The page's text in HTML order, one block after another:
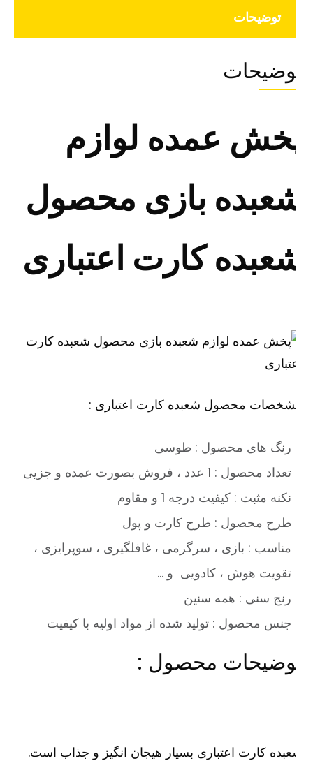
توضیحات
عمده لوازم
بازی محصول
کارت اعتباری
محصول شعبده کارت اعتباری :
رنگ های محصول : طوسی
تعداد محصول : 1 عدد ، فروش بصورت عمده و جزیی
نکنه مثبت : کیفیت درجه 1 و مقاوم
طرح محصول : طرح کارت و پول
مناسب : بازی ، سرگرمی ، غافلگیری ، سوپرایزی ،
تقویت هوش ، کادویی و …
رنج سنی : همه سنین
جنس محصول : تولید شده از مواد اولیه با کیفیت
محصول :
کارت اعتباری بسیار هیجان انگیز و جذاب است.